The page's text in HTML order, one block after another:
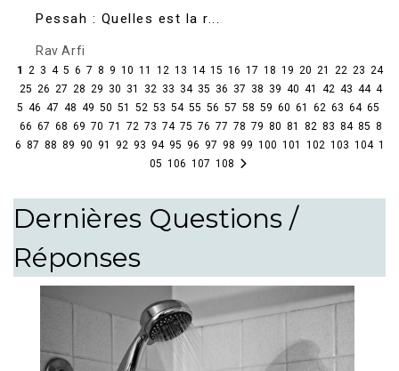
Pessah : Quelles est la r...
Rav Arfi
1 2 3 4 5 6 7 8 9 10 11 12 13 14 15 16 17 18 19 20 21 22 23 24
25 26 27 28 29 30 31 32 33 34 35 36 37 38 39 40 41 42 43 44 4
5 46 47 48 49 50 51 52 53 54 55 56 57 58 59 60 61 62 63 64 65
66 67 68 69 70 71 72 73 74 75 76 77 78 79 80 81 82 83 84 85 8
6 87 88 89 90 91 92 93 94 95 96 97 98 99 100 101 102 103 104 1
05 106 107 108
Dernières Questions /
Réponses